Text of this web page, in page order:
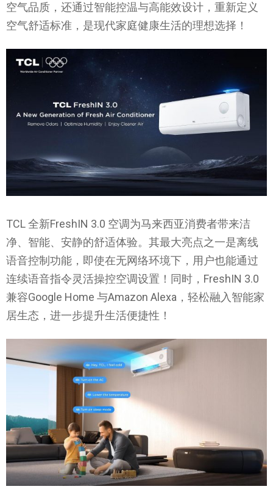
空气品质，还通过智能控温与高能效设计，重新定义
空气舒适标准，是现代家庭健康生活的理想选择！
TCL 全新FreshIN 3.0 空调为马来西亚消费者带来洁
净、智能、安静的舒适体验。其最大亮点之一是离线
语音控制功能，即使在无网络环境下，用户也能通过
连续语音指令灵活操控空调设置！同时，FreshIN 3.0
兼容Google Home 与Amazon Alexa，轻松融入智能家
居生态，进一步提升生活便捷性！